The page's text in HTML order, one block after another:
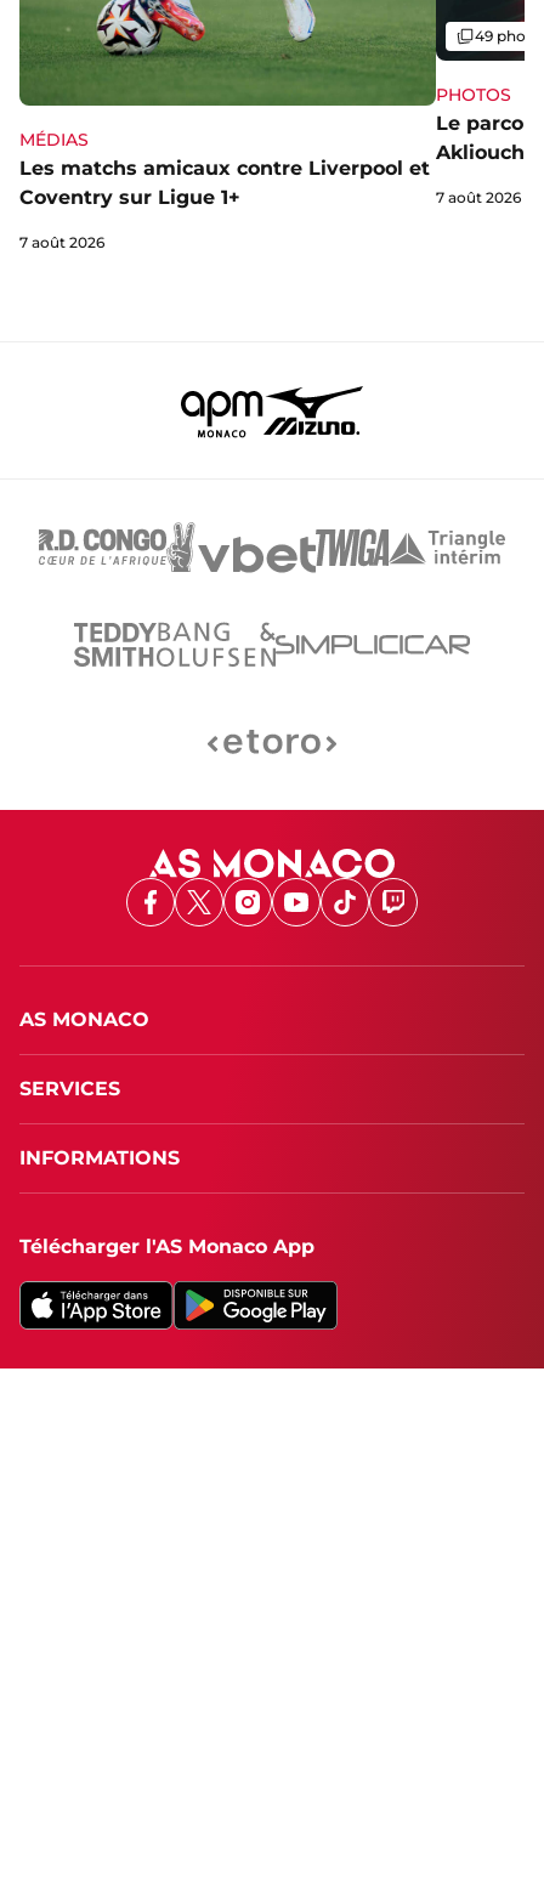
MÉDIAS
Les matchs amicaux contre Liverpool et
Coventry sur Ligue 1+
7 août 2026
PHOTOS
Le
Akliouche
Galerie
49
7 août 2026
Facebook
X Instagram
Youtube
TikTokTwitch
AS MONACO
SERVICES
INFORMATIONS
Télécharger l'AS Monaco App